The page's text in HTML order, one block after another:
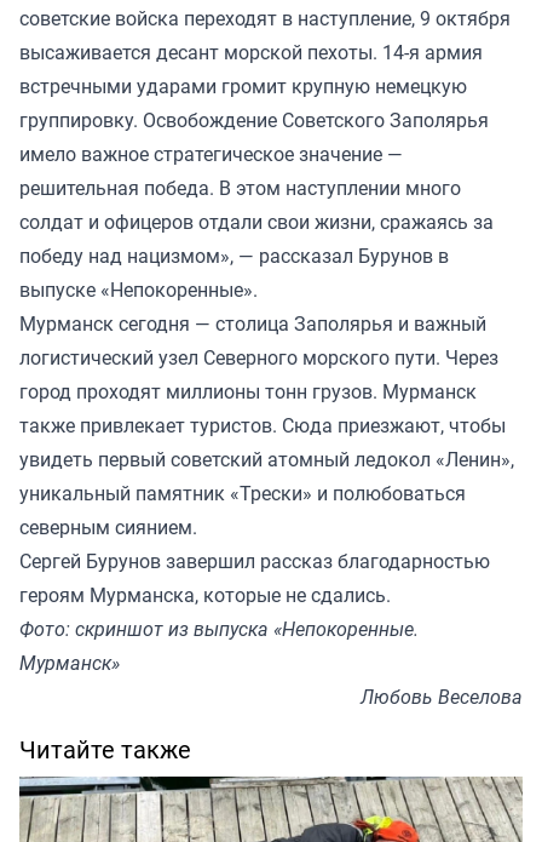
советские войска переходят в наступление, 9 октября
высаживается десант морской пехоты. 14-я армия
встречными ударами громит крупную немецкую
группировку. Освобождение Советского Заполярья
имело важное стратегическое значение —
решительная победа. В этом наступлении много
солдат и офицеров отдали свои жизни, сражаясь за
победу над нацизмом», — рассказал Бурунов в
выпуске «Непокоренные».
Мурманск сегодня — столица Заполярья и важный
логистический узел Северного морского пути. Через
город проходят миллионы тонн грузов. Мурманск
также привлекает туристов. Сюда приезжают, чтобы
увидеть первый советский атомный ледокол «Ленин»,
уникальный памятник «Трески» и полюбоваться
северным сиянием.
Сергей Бурунов завершил рассказ благодарностью
героям Мурманска, которые не сдались.
Фото: скриншот из выпуска «Непокоренные.
Мурманск»
Любовь Веселова
Читайте также